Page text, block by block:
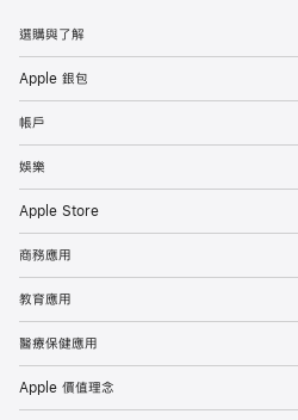
選購與了解
Apple 銀包
帳戶
娛樂
Apple Store
商務應用
教育應用
醫療保健應用
Apple 價值理念